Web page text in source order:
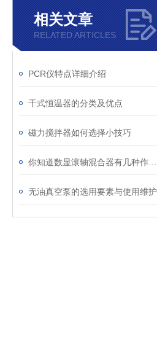
相关文章
RELATED ARTICLES
PCR仪特点详细介绍
干式恒温器的分类及优点
磁力搅拌器如何选择小技巧
无油真空泵的选用要素与使用维护